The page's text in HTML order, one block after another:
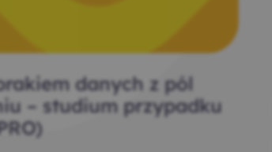
danych z pól
– studium przypadku